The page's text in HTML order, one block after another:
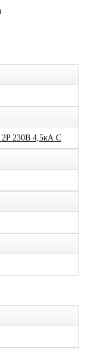
2P 230В 4,5кА C